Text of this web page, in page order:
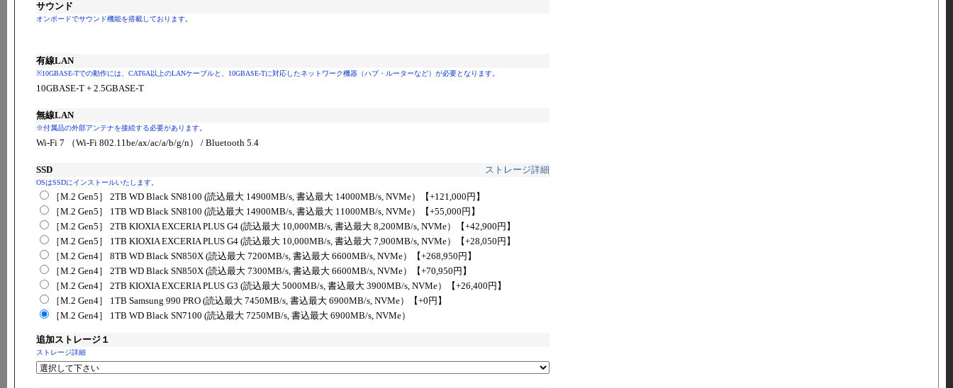
サウンド
オンボードでサウンド機能を搭載しております。
有線LAN
※10GBASE-Tでの動作には、CAT6A以上のLANケーブルと、10GBASE-Tに対応したネットワーク機器（ハブ・ルーターなど）が必要となります。
10GBASE-T + 2.5GBASE-T
無線LAN
※付属品の外部アンテナを接続する必要があります。
Wi-Fi 7 （Wi-Fi 802.11be/ax/ac/a/b/g/n） / Bluetooth 5.4
SSD ストレージ詳細
OSはSSDにインストールいたします。
［M.2 Gen5］ 2TB WD Black SN8100 (読込最大 14900MB/s, 書込最大 14000MB/s, NVMe）
【+121,000円】
［M.2 Gen5］ 1TB WD Black SN8100 (読込最大 14900MB/s, 書込最大 11000MB/s, NVMe）
【+55,000円】
［M.2 Gen5］ 2TB KIOXIA EXCERIA PLUS G4 (読込最大 10,000MB/s, 書込最大 8,200MB/s, NVMe）
【+42,900円】
［M.2 Gen5］ 1TB KIOXIA EXCERIA PLUS G4 (読込最大 10,000MB/s, 書込最大 7,900MB/s, NVMe）
【+28,050円】
［M.2 Gen4］ 8TB WD Black SN850X (読込最大 7200MB/s, 書込最大 6600MB/s, NVMe）
【+268,950円】
［M.2 Gen4］ 2TB WD Black SN850X (読込最大 7300MB/s, 書込最大 6600MB/s, NVMe）
【+70,950円】
［M.2 Gen4］ 2TB KIOXIA EXCERIA PLUS G3 (読込最大 5000MB/s, 書込最大 3900MB/s, NVMe）
【+26,400円】
［M.2 Gen4］ 1TB Samsung 990 PRO (読込最大 7450MB/s, 書込最大 6900MB/s, NVMe）
【+0円】
［M.2 Gen4］ 1TB WD Black SN7100 (読込最大 7250MB/s, 書込最大 6900MB/s, NVMe）
追加ストレージ１
ストレージ詳細